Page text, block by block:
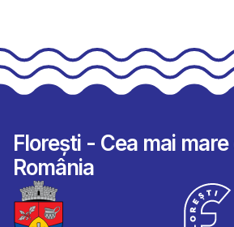
Florești - Cea mai
România